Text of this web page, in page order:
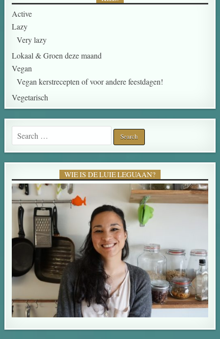
Active
Lazy
Very lazy
Lokaal & Groen deze maand
Vegan
Vegan kerstrecepten of voor andere feestdagen!
Vegetarisch
Search for:
WIE IS DE LUIE LEGUAAN?